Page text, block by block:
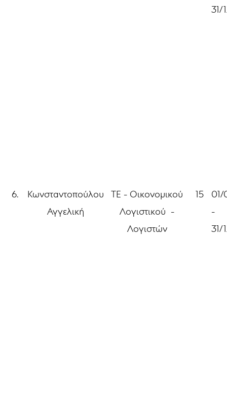
31/
6.
Κωνσταντοπούλου
Αγγελική
ΤΕ - Οικονομικού
Λογιστικού -
Λογιστών
15
01/
-
31/